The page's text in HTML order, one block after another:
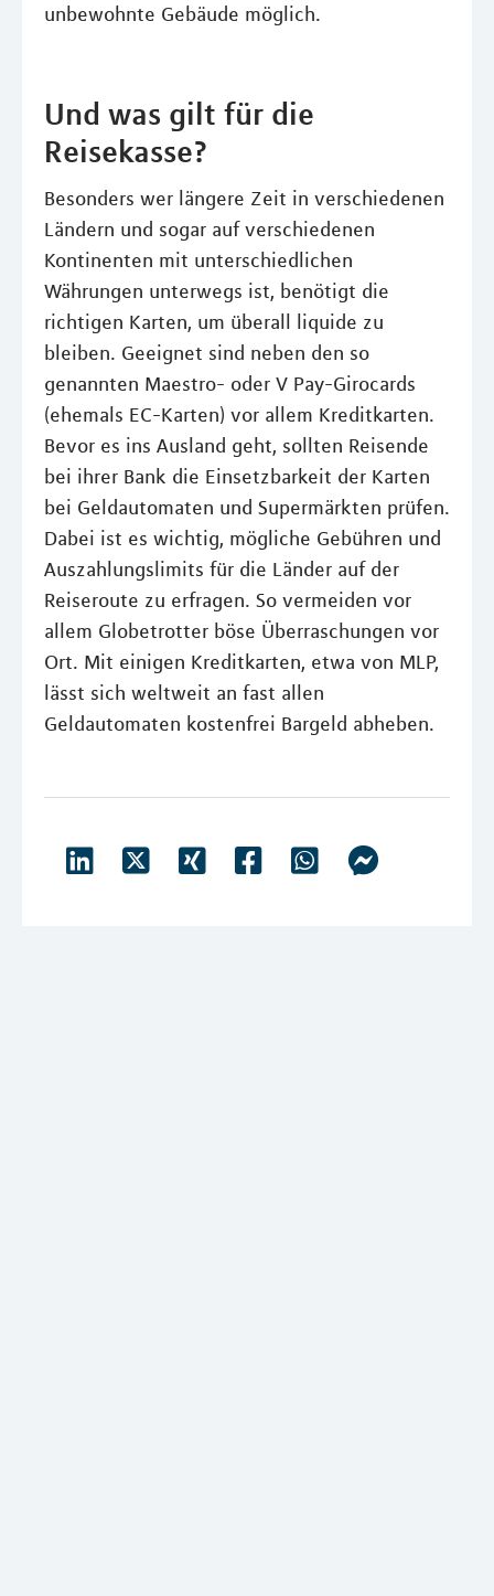
unbewohnte Gebäude möglich.
Und was gilt für die
Reisekasse?
Besonders wer längere Zeit in verschiedenen
Ländern und sogar auf verschiedenen
Kontinenten mit unterschiedlichen
Währungen unterwegs ist, benötigt die
richtigen Karten, um überall liquide zu
bleiben. Geeignet sind neben den so
genannten Maestro- oder V Pay-Girocards
(ehemals EC-Karten) vor allem Kreditkarten.
Bevor es ins Ausland geht, sollten Reisende
bei ihrer Bank die Einsetzbarkeit der Karten
bei Geldautomaten und Supermärkten prüfen.
Dabei ist es wichtig, mögliche Gebühren und
Auszahlungslimits für die Länder auf der
Reiseroute zu erfragen. So vermeiden vor
allem Globetrotter böse Überraschungen vor
Ort. Mit einigen Kreditkarten, etwa von MLP,
lässt sich weltweit an fast allen
Geldautomaten kostenfrei Bargeld abheben.